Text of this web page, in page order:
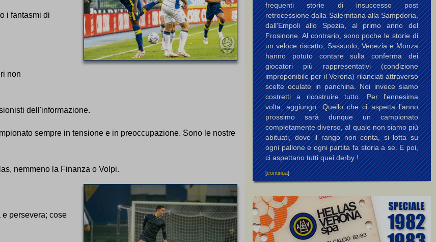
i fantasmi di
non
dell'informazione.
sempre in tensione e in preoccupazione. Sono le nostre
nemmeno la Finanza o Volpi.
e persevera; cose
frequenti storie di insuccesso post
retrocessione dalla Salernitana alla Sampdoria,
dall'Empoli allo Spezia, al primo anno del
Frosinone. Al contrario, sono poche le storie di
un veloce riscatto; Sassuolo, Venezia e Monza
hanno potuto contare sulla conferma dei
giocatori più rappresentativi (condizione
improponibile per il Verona) rilanciati attraverso
scelte oculate in panchina. Noi invece siamo
costretti a ricostruire tutto. Per l'ennesima
volta, aggiungo. Quello che ci aspetta l'anno
prossimo sarà dunque un campionato
completamente diverso, al quale non siamo più
abituati, dove il rango non conta, si lotta su
ogni pallone e ogni partita fa storia a se. E poi,
ci aspettano tutti quei derby !
[continua]